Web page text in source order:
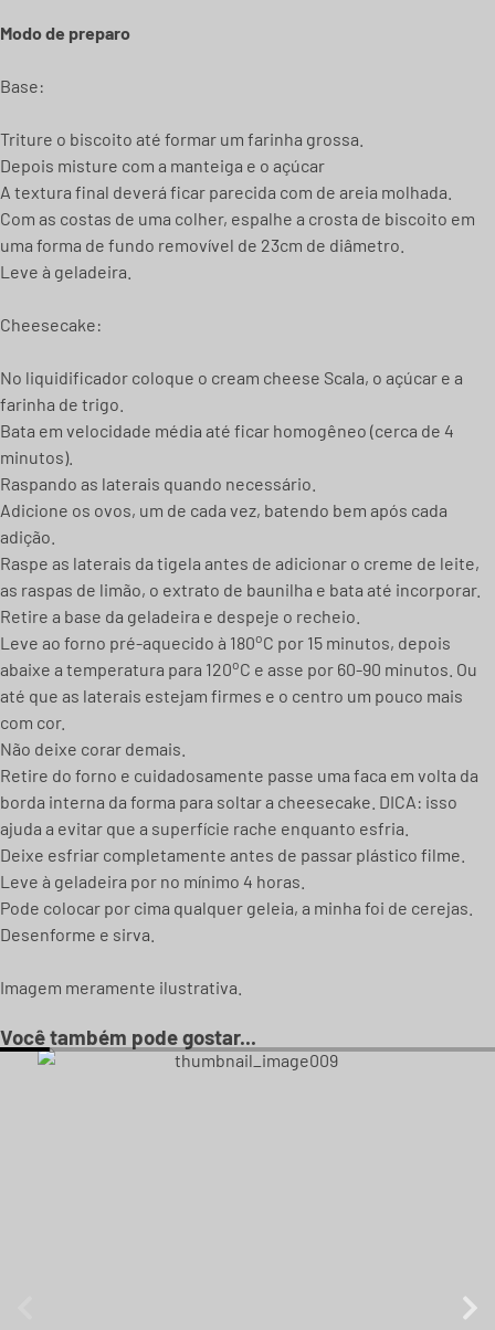
Modo de preparo
Base:
Triture o biscoito até formar um farinha grossa.
Depois misture com a manteiga e o açúcar
A textura final deverá ficar parecida com de areia molhada.
Com as costas de uma colher, espalhe a crosta de biscoito em
uma forma de fundo removível de 23cm de diâmetro.
Leve à geladeira.
Cheesecake:
No liquidificador coloque o cream cheese Scala, o açúcar e a
farinha de trigo.
Bata em velocidade média até ficar homogêneo (cerca de 4
minutos).
Raspando as laterais quando necessário.
Adicione os ovos, um de cada vez, batendo bem após cada
adição.
Raspe as laterais da tigela antes de adicionar o creme de leite,
as raspas de limão, o extrato de baunilha e bata até incorporar.
Retire a base da geladeira e despeje o recheio.
Leve ao forno pré-aquecido à 180oC por 15 minutos, depois
abaixe a temperatura para 120oC e asse por 60-90 minutos. Ou
até que as laterais estejam firmes e o centro um pouco mais
com cor.
Não deixe corar demais.
Retire do forno e cuidadosamente passe uma faca em volta da
borda interna da forma para soltar a cheesecake. DICA: isso
ajuda a evitar que a superfície rache enquanto esfria.
Deixe esfriar completamente antes de passar plástico filme.
Leve à geladeira por no mínimo 4 horas.
Pode colocar por cima qualquer geleia, a minha foi de cerejas.
Desenforme e sirva.
Imagem meramente ilustrativa.
Você também pode gostar...